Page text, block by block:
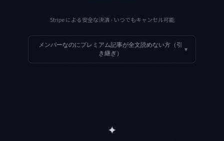
Stripe による安全な決済 · いつでもキャンセル可能
メンバーなのにプレミアム記事が全文読めない方（引
き継ぎ）
▾
✦